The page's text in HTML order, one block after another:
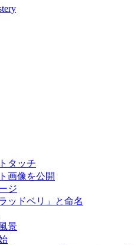
タッチ
画像を公開
ジ
ッドベリ」と命名
景